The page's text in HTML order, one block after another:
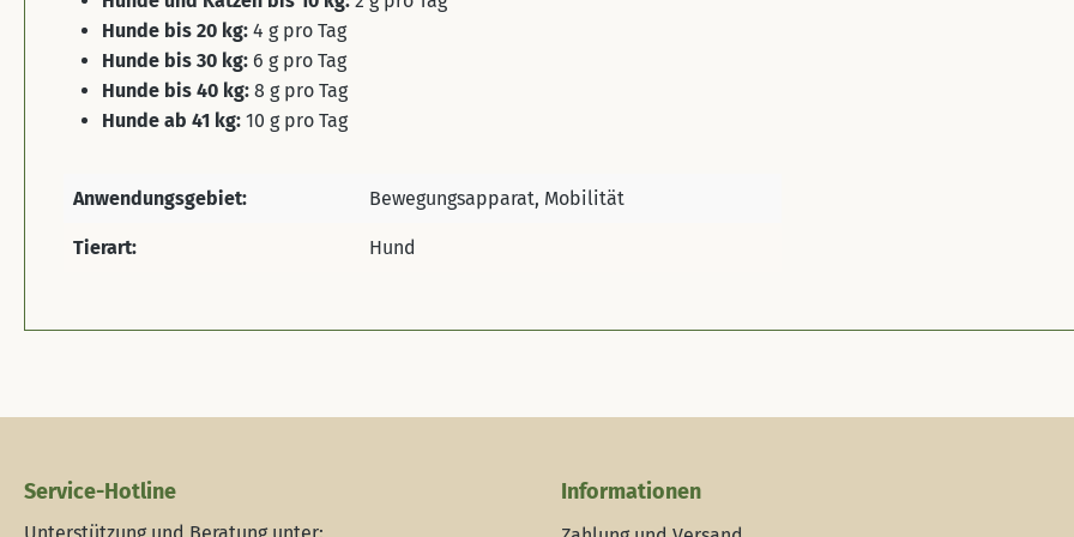
Hunde bis 20 kg: 4 g pro Tag
Hunde bis 30 kg: 6 g pro Tag
Hunde bis 40 kg: 8 g pro Tag
Hunde ab 41 kg: 10 g pro Tag
Anwendungsgebiet: Bewegungsapparat, Mobilität
Tierart: Hund
Service-Hotline Informationen